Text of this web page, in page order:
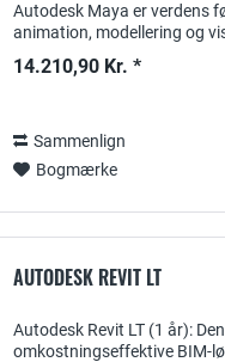
Autodesk Maya er verdens
animation, modellering og
14.210,90 Kr. *
Sammenlign
Bogmærke
AUTODESK REVIT LT
Autodesk Revit LT (1 år): Den
omkostningseffektive BIM-